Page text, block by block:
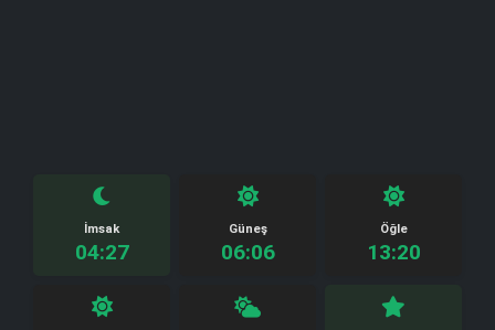
İmsak
04:27
Güneş
06:06
Öğle
13:20